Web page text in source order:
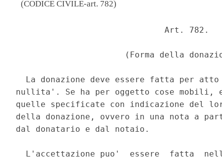
(CODICE CIVILE-art. 782)
                              Art. 782.
(Forma della
La donazione deve essere fatta per
nullita'. Se ha per oggetto cose mobili,
quelle specificate con indicazione del
della donazione, ovvero in una nota a
dal donatario e dal notaio.
L'accettazione puo'  essere  fatta